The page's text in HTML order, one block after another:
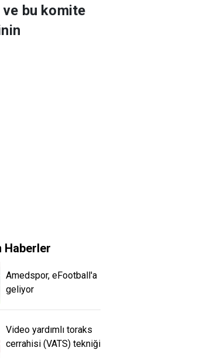
bu komite
Haberler
Amedspor, eFootball'a
geliyor
Video yardımlı toraks
cerrahisi (VATS) tekniği